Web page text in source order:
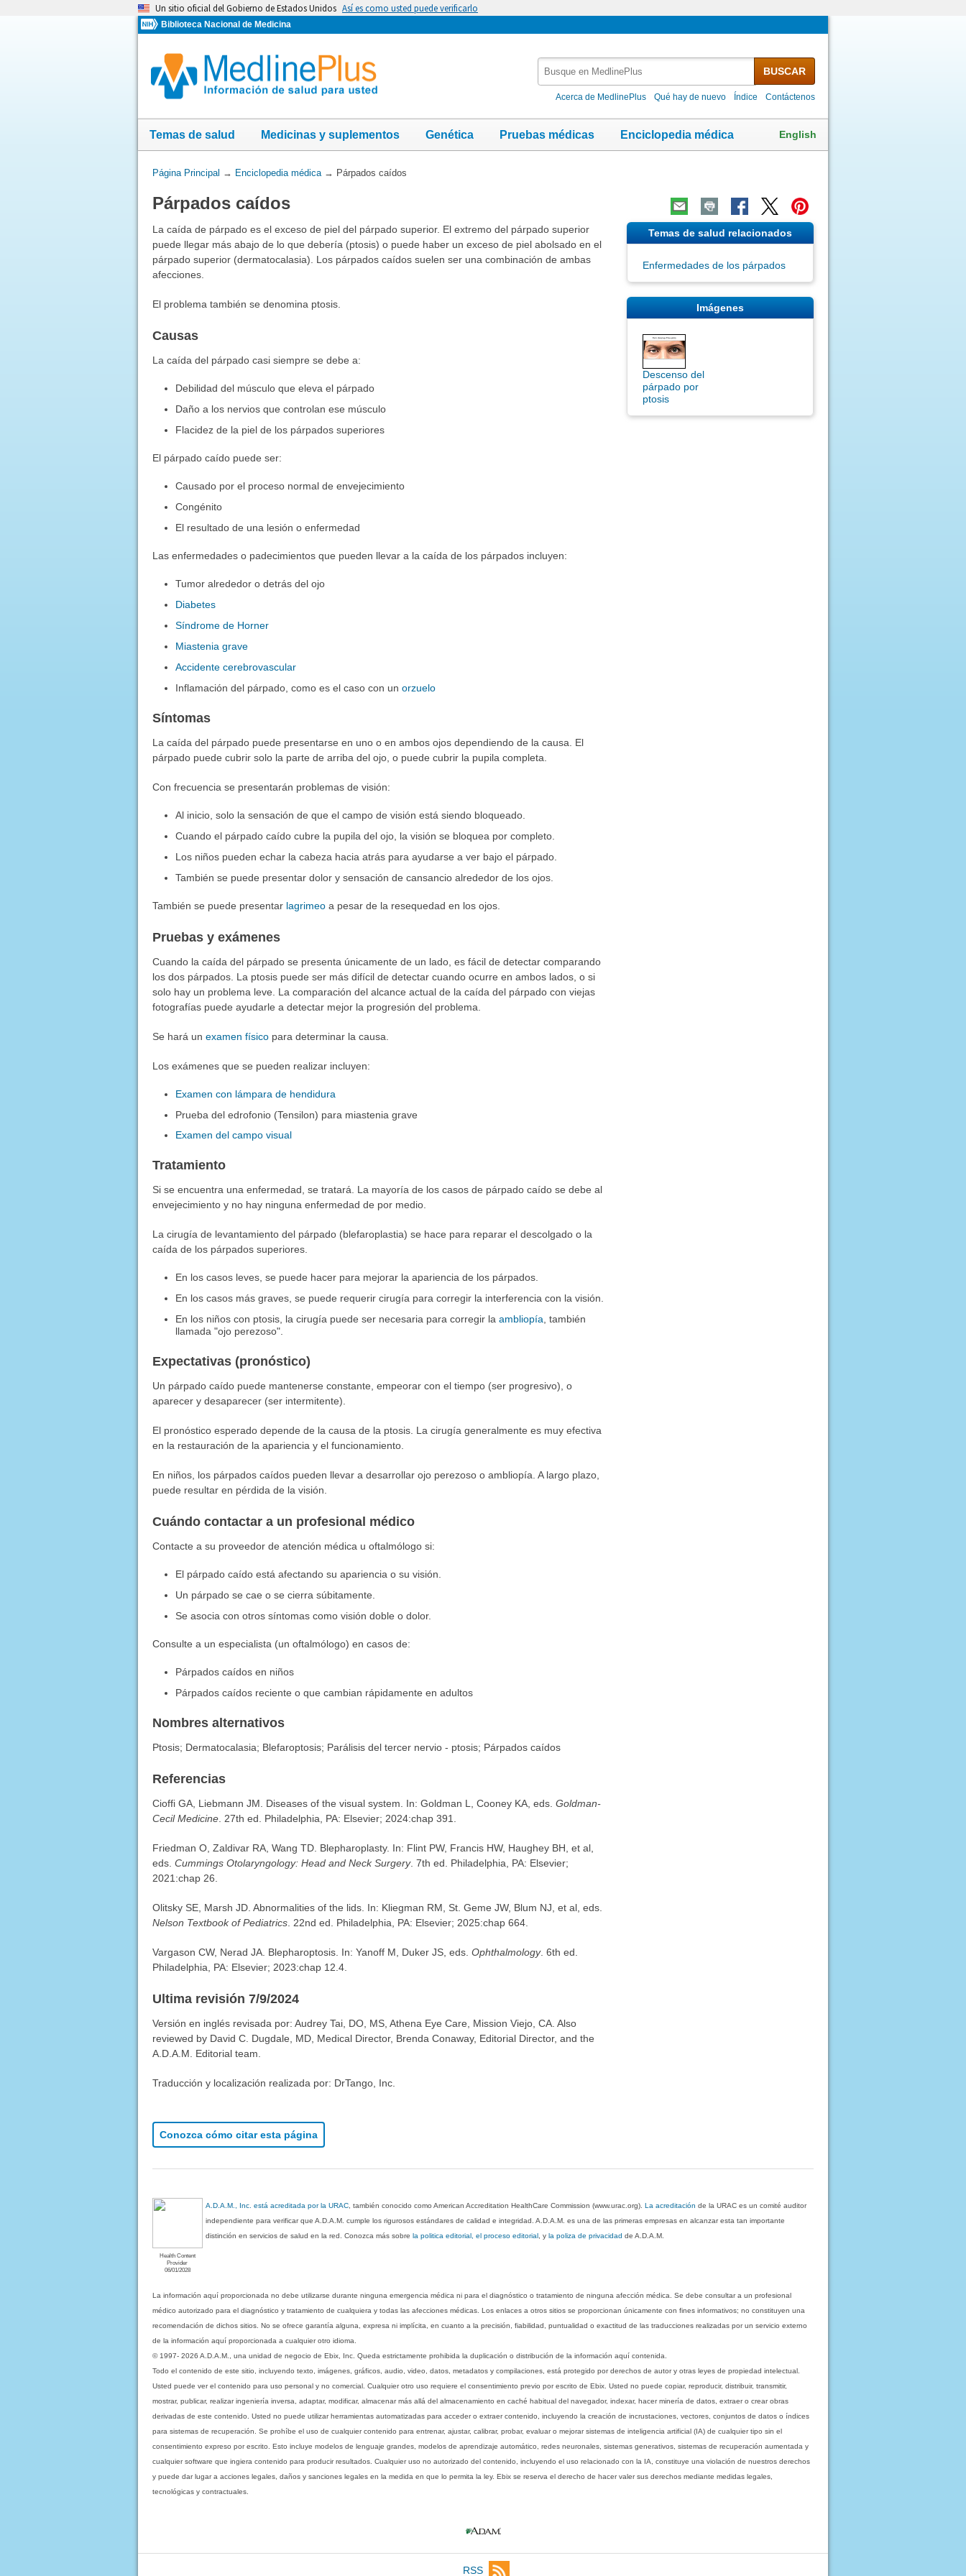
Un sitio oficial del Gobierno de Estados Unidos Así es como usted puede verificarlo
Biblioteca Nacional de Medicina
MedlinePlus
BUSCAR
Acerca de MedlinePlus Qué hay de nuevo Índice Contáctenos
Temas de salud Medicinas y suplementos Genética Pruebas médicas Enciclopedia médica English
Usted
aquí:
Página Principal → Enciclopedia médica→ Párpados caídos
Párpados caídos
La caída de párpado es el exceso de piel del párpado superior. El extremo del párpado superior
puede llegar más abajo de lo que debería (ptosis) o puede haber un exceso de piel abolsado en el
párpado superior (dermatocalasia). Los párpados caídos suelen ser una combinación de ambas
afecciones.
El problema también se denomina ptosis.
Causas
La caída del párpado casi siempre se debe a:
Debilidad del músculo que eleva el párpado
Daño a los nervios que controlan ese músculo
Flacidez de la piel de los párpados superiores
El párpado caído puede ser:
Causado por el proceso normal de envejecimiento
Congénito
El resultado de una lesión o enfermedad
Las enfermedades o padecimientos que pueden llevar a la caída de los párpados incluyen:
Tumor alrededor o detrás del ojo
Diabetes
Síndrome de Horner
Miastenia grave
Accidente cerebrovascular
Inflamación del párpado, como es el caso con unorzuelo
Síntomas
La caída del párpado puede presentarse en uno o en ambos ojos dependiendo de la causa. El
párpado puede cubrir solo la parte de arriba del ojo, o puede cubrir la pupila completa.
Con frecuencia se presentarán problemas de visión:
Al inicio, solo la sensación de que el campo de visión está siendo bloqueado.
Cuando el párpado caído cubre la pupila del ojo, la visión se bloquea por completo.
Los niños pueden echar la cabeza hacia atrás para ayudarse a ver bajo el párpado.
También se puede presentar dolor y sensación de cansancio alrededor de los ojos.
También se puede presentar lagrimeoa pesar de la resequedad en los ojos.
Pruebas y exámenes
Cuando la caída del párpado se presenta únicamente de un lado, es fácil de detectar comparando
los dos párpados. La ptosis puede ser más difícil de detectar cuando ocurre en ambos lados, o si
solo hay un problema leve. La comparación del alcance actual de la caída del párpado con viejas
fotografías puede ayudarle a detectar mejor la progresión del problema.
Se hará un examen físicopara determinar la causa.
Los exámenes que se pueden realizar incluyen:
Examen con lámpara de hendidura
Prueba del edrofonio (Tensilon) para miastenia grave
Examen del campo visual
Tratamiento
Si se encuentra una enfermedad, se tratará. La mayoría de los casos de párpado caído se debe al
envejecimiento y no hay ninguna enfermedad de por medio.
La cirugía de levantamiento del párpado (blefaroplastia) se hace para reparar el descolgado o la
caída de los párpados superiores.
En los casos leves, se puede hacer para mejorar la apariencia de los párpados.
En los casos más graves, se puede requerir cirugía para corregir la interferencia con la visión.
En los niños con ptosis, la cirugía puede ser necesaria para corregir laambliopía, también
llamada "ojo perezoso".
Expectativas (pronóstico)
Un párpado caído puede mantenerse constante, empeorar con el tiempo (ser progresivo), o
aparecer y desaparecer (ser intermitente).
El pronóstico esperado depende de la causa de la ptosis. La cirugía generalmente es muy efectiva
en la restauración de la apariencia y el funcionamiento.
En niños, los párpados caídos pueden llevar a desarrollar ojo perezoso o ambliopía. A largo plazo,
puede resultar en pérdida de la visión.
Cuándo contactar a un profesional médico
Contacte a su proveedor de atención médica u oftalmólogo si:
El párpado caído está afectando su apariencia o su visión.
Un párpado se cae o se cierra súbitamente.
Se asocia con otros síntomas como visión doble o dolor.
Consulte a un especialista (un oftalmólogo) en casos de:
Párpados caídos en niños
Párpados caídos reciente o que cambian rápidamente en adultos
Nombres alternativos
Ptosis; Dermatocalasia; Blefaroptosis; Parálisis del tercer nervio - ptosis; Párpados caídos
Referencias
Cioffi GA, Liebmann JM. Diseases of the visual system. In: Goldman L, Cooney KA, eds. Goldman-
Cecil Medicine. 27th ed. Philadelphia, PA: Elsevier; 2024:chap 391.
Friedman O, Zaldivar RA, Wang TD. Blepharoplasty. In: Flint PW, Francis HW, Haughey BH, et al,
eds. Cummings Otolaryngology: Head and Neck Surgery. 7th ed. Philadelphia, PA: Elsevier;
2021:chap 26.
Olitsky SE, Marsh JD. Abnormalities of the lids. In: Kliegman RM, St. Geme JW, Blum NJ, et al, eds.
Nelson Textbook of Pediatrics. 22nd ed. Philadelphia, PA: Elsevier; 2025:chap 664.
Vargason CW, Nerad JA. Blepharoptosis. In: Yanoff M, Duker JS, eds. Ophthalmology. 6th ed.
Philadelphia, PA: Elsevier; 2023:chap 12.4.
Ultima revisión 7/9/2024
Versión en inglés revisada por: Audrey Tai, DO, MS, Athena Eye Care, Mission Viejo, CA. Also
reviewed by David C. Dugdale, MD, Medical Director, Brenda Conaway, Editorial Director, and the
A.D.A.M. Editorial team.
Traducción y localización realizada por: DrTango, Inc.
Conozca cómo citar esta página
Temas de salud relacionados
Enfermedades de los párpados
Imágenes
Descenso del
párpado por
ptosis
Health Content
Provider
06/01/2028
A.D.A.M., Inc. está acreditada por la URAC , también conocido como American Accreditation HealthCare Commission (www.urac.org).La acreditación de la URAC es un comité auditor
independiente para verificar que A.D.A.M. cumple los rigurosos estándares de calidad e integridad. A.D.A.M. es una de las primeras empresas en alcanzar esta tan importante
distinción en servicios de salud en la red. Conozca más sobrela politica editorial, el proceso editorial , yla poliza de privacidad de A.D.A.M.
La información aquí proporcionada no debe utilizarse durante ninguna emergencia médica ni para el diagnóstico o tratamiento de ninguna afección médica. Se debe consultar a un profesional
médico autorizado para el diagnóstico y tratamiento de cualquiera y todas las afecciones médicas. Los enlaces a otros sitios se proporcionan únicamente con fines informativos; no constituyen una
recomendación de dichos sitios. No se ofrece garantía alguna, expresa ni implícita, en cuanto a la precisión, fiabilidad, puntualidad o exactitud de las traducciones realizadas por un servicio externo
de la información aquí proporcionada a cualquier otro idioma.
© 1997- 2026 A.D.A.M., una unidad de negocio de Ebix, Inc. Queda estrictamente prohibida la duplicación o distribución de la información aquí contenida.
Todo el contenido de este sitio, incluyendo texto, imágenes, gráficos, audio, video, datos, metadatos y compilaciones, está protegido por derechos de autor y otras leyes de propiedad intelectual.
Usted puede ver el contenido para uso personal y no comercial. Cualquier otro uso requiere el consentimiento previo por escrito de Ebix. Usted no puede copiar, reproducir, distribuir, transmitir,
mostrar, publicar, realizar ingeniería inversa, adaptar, modificar, almacenar más allá del almacenamiento en caché habitual del navegador, indexar, hacer minería de datos, extraer o crear obras
derivadas de este contenido. Usted no puede utilizar herramientas automatizadas para acceder o extraer contenido, incluyendo la creación de incrustaciones, vectores, conjuntos de datos o índices
para sistemas de recuperación. Se prohíbe el uso de cualquier contenido para entrenar, ajustar, calibrar, probar, evaluar o mejorar sistemas de inteligencia artificial (IA) de cualquier tipo sin el
consentimiento expreso por escrito. Esto incluye modelos de lenguaje grandes, modelos de aprendizaje automático, redes neuronales, sistemas generativos, sistemas de recuperación aumentada y
cualquier software que ingiera contenido para producir resultados. Cualquier uso no autorizado del contenido, incluyendo el uso relacionado con la IA, constituye una violación de nuestros derechos
y puede dar lugar a acciones legales, daños y sanciones legales en la medida en que lo permita la ley. Ebix se reserva el derecho de hacer valer sus derechos mediante medidas legales,
tecnológicas y contractuales.
RSS